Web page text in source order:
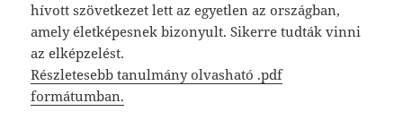
hívott szövetkezet lett az egyetlen az országban,
amely életképesnek bizonyult. Sikerre tudták vinni
az elképzelést.
Részletesebb tanulmány olvasható .pdf
formátumban.